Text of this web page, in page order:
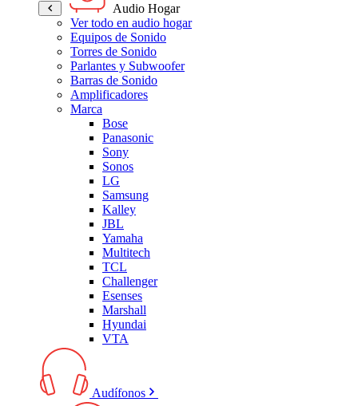
Audio Hogar
Ver todo en audio hogar
Equipos de Sonido
Torres de Sonido
Parlantes y Subwoofer
Barras de Sonido
Amplificadores
Marca
Bose
Panasonic
Sony
Sonos
LG
Samsung
Kalley
JBL
Yamaha
Multitech
TCL
Challenger
Esenses
Marshall
Hyundai
VTA
Audífonos